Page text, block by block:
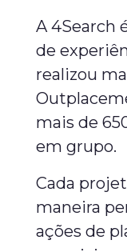
A 4Search
de
realizou
mais de
em grupo.
Cada
maneira
ações de